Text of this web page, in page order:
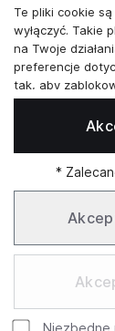
info@reytel.pl
Skontaktuj
Infolinia:
Te pliki cookie
wyłączyć. Takie
na Twoje
preferencje
tak, aby
sposób
Analizy i
Marketing i
Te pliki cookie
następnie
Twoich
Funkcjonalne
*
Niezbędne